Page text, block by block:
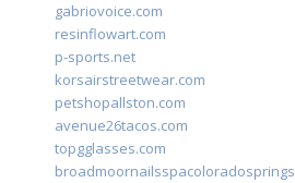
gabriovoice.com
resinflowart.com
p-sports.net
korsairstreetwear.com
petshopallston.com
avenue26tacos.com
topgglasses.com